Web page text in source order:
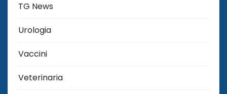
TG News
Urologia
Vaccini
Veterinaria